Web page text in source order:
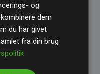
klimainvesteringer.
projekter
og
dem
du har givet
fra din brug